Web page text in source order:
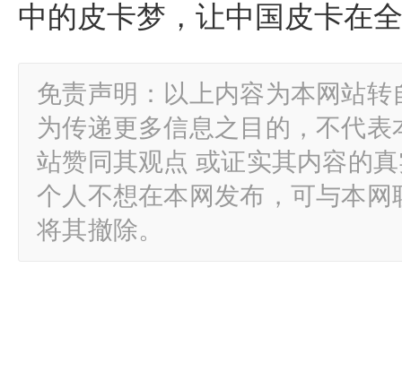
中的皮卡梦，让中国皮卡在
免责声明：以上内容为本网站
为传递更多信息之目的，不代
站赞同其观点 或证实其内容的
个人不想在本网发布，可与本
将其撤除。